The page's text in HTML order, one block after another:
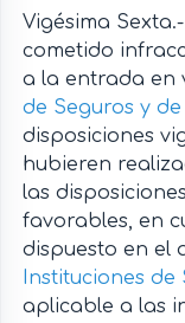
Vigésima
cometido
a la entrada en
de Seguros y
disposiciones
hubieren
las
favorables, en
dispuesto en el
Instituciones de
aplicable a las